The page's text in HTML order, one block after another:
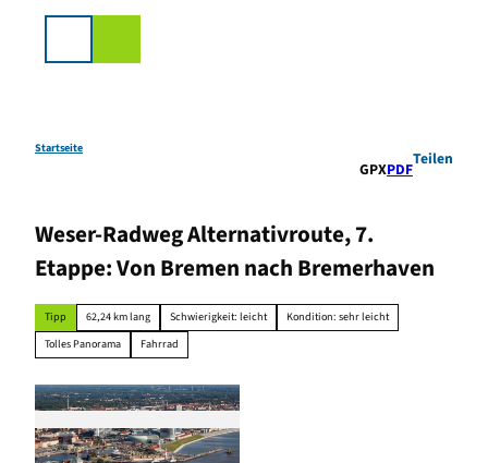
Startseite
GPXPDF
Teilen
Weser-Radweg Alternativroute, 7.
Etappe: Von Bremen nach Bremerhaven
Tipp 62,24 km lang Schwierigkeit: leicht
Kondition: sehr leicht
Tolles Panorama
Fahrrad